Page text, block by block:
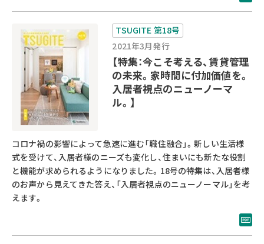
TSUGITE 第18号
2021年3月発行
【特集：今こそ考える、賃貸管理
の未来。家時間に付加価値を。
入居者視点のニューノーマ
ル。】
コロナ禍の影響によって急速に進む「職住融合」。新しい生活様
式を受けて、入居者様のニーズも変化し、住まいにも新たな役割
と機能が求められるようになりました。18号の特集は、入居者様
のお声から見えてきた答え、「入居者視点のニューノーマル」を考
えます。